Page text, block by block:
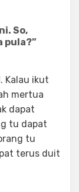
So,
pula?”
Kalau ikut
mertua
dapat
tu dapat
tu
terus duit